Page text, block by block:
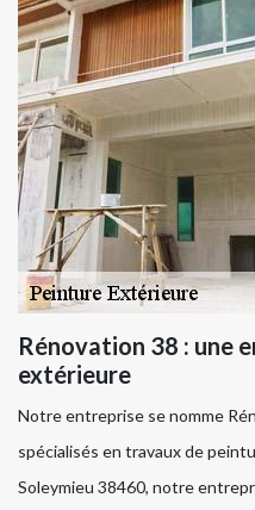
Rénovation 38 : une
extérieure
Notre entreprise se nomme
spécialisés en travaux de
Soleymieu 38460, notre